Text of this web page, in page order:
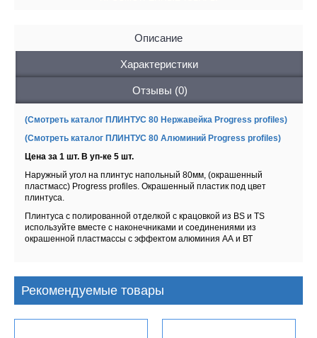
Описание
Характеристики
Отзывы (0)
(Смотреть каталог ПЛИНТУС 80 Нержавейка Progress profiles)
(Смотреть каталог ПЛИНТУС 80 Алюминий Progress profiles)
Цена за 1 шт. В уп-ке 5 шт.
Наружный угол на плинтус напольный 80мм, (окрашенный
пластмасс) Progress profiles. Окрашенный пластик под цвет
плинтуса.
Плинтуса с полированной отделкой с крацовкой из BS и TS
используйте вместе с наконечниками и соединениями из
окрашенной пластмассы с эффектом алюминия АА и ВТ
Рекомендуемые товары